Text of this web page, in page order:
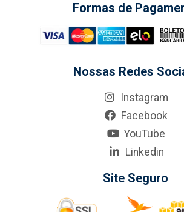
Formas de
Nossas Redes
Instagram
Facebook
YouTube
Linkedin
Site Seguro